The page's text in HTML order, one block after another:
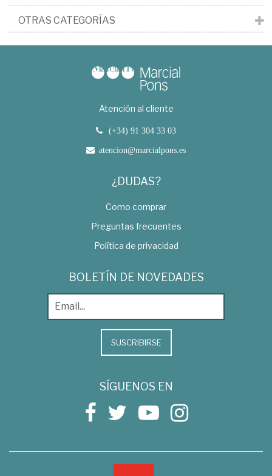
OTRAS CATEGORÍAS
Atención al cliente
(+34) 91 304 33 03
atencion@marcialpons.es
¿DUDAS?
Como comprar
Preguntas frecuentes
Política de privacidad
BOLETÍN DE NOVEDADES
SUSCRIBIRSE
SÍGUENOS EN